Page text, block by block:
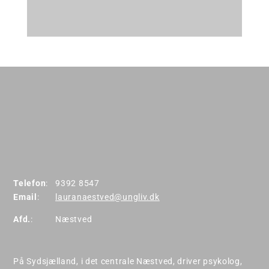
Telefon:
9392 8547
Email : lauranaestved@ungliv.dk
Afd.: Næstved
På Sydsjælland, i det centrale Næstved, driver psykolog,